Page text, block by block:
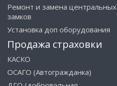
Ремонт и замена центральных
замков
Установка доп оборудования
Продажа страховки
КАСКО
ОСАГО (Автогражданка)